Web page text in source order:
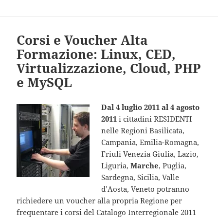
Corsi e Voucher Alta
Formazione: Linux, CED,
Virtualizzazione, Cloud, PHP
e MySQL
Dal 4 luglio 2011 al 4 agosto
2011 i cittadini RESIDENTI
nelle Regioni Basilicata,
Campania, Emilia-Romagna,
Friuli Venezia Giulia, Lazio,
Liguria,Marche, Puglia,
Sardegna, Sicilia, Valle
d’Aosta, Veneto potranno
richiedere un voucher alla propria Regione per
frequentare i corsi del Catalogo Interregionale 2011